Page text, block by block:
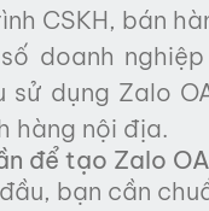
CSKH, bán
doanh
dụng Zalo
hàng nội địa.
để tạo Zalo
bạn cần